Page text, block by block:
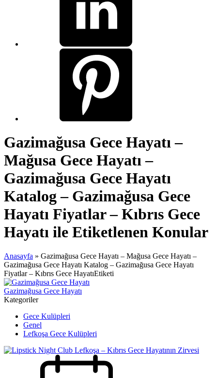
Gazimağusa Gece Hayatı –
Mağusa Gece Hayatı –
Gazimağusa Gece Hayatı
Katalog – Gazimağusa Gece
Hayatı Fiyatlar – Kıbrıs Gece
Hayatı ile Etiketlenen Konular
Anasayfa » Gazimağusa Gece Hayatı – Mağusa Gece Hayatı –
Gazimağusa Gece Hayatı Katalog – Gazimağusa Gece Hayatı
Fiyatlar – Kıbrıs Gece HayatıEtiketi
Gazimağusa Gece Hayatı
Kategoriler
Gece Kulüpleri
Genel
Lefkoşa Gece Kulüpleri